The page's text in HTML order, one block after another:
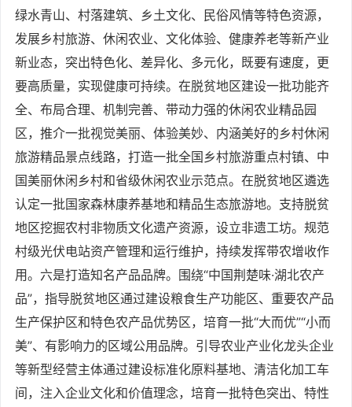
绿水青山、村落建筑、乡土文化、民俗风情等特色资源，
发展乡村旅游、休闲农业、文化体验、健康养老等新产业
新业态，突出特色化、差异化、多元化，既要有速度，更
要高质量，实现健康可持续。在脱贫地区建设一批功能齐
全、布局合理、机制完善、带动力强的休闲农业精品园
区，推介一批视觉美丽、体验美妙、内涵美好的乡村休闲
旅游精品景点线路，打造一批全国乡村旅游重点村镇、中
国美丽休闲乡村和省级休闲农业示范点。在脱贫地区遴选
认定一批国家森林康养基地和精品生态旅游地。支持脱贫
地区挖掘农村非物质文化遗产资源，设立非遗工坊。规范
村级光伏电站资产管理和运行维护，持续发挥带农增收作
用。六是打造知名产品品牌。围绕“中国荆楚味·湖北农产
品”，指导脱贫地区通过建设粮食生产功能区、重要农产品
生产保护区和特色农产品优势区，培育一批“大而优”“小而
美”、有影响力的区域公用品牌。引导农业产业化龙头企业
等新型经营主体通过建设标准化原料基地、清洁化加工车
间，注入企业文化和价值理念，培育一批特色突出、特性